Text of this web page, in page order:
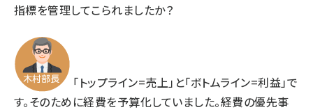
指標を管理してこられましたか？
「トップライン=売上」と「ボトムライン=利益」で
す。そのために経費を予算化していました。経費の優先事